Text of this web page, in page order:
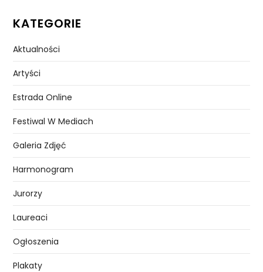
KATEGORIE
Aktualności
Artyści
Estrada Online
Festiwal W Mediach
Galeria Zdjęć
Harmonogram
Jurorzy
Laureaci
Ogłoszenia
Plakaty